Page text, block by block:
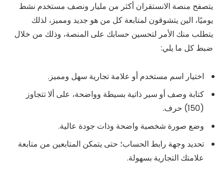
يتصفح منصة الانستقران أكثر من مليار ونصف مستخدم نشط
يوميًا، الين يتشوقون لمتابعة كل من هو جديد ومميز، لذلك
يتطلب منك الأمر لتحسين حسابك على المنصة، وذلك من خلال
ضبط كل ما يلي:
اختيار اسم مستخدم أو علامة تجارية سهل ومميز.
كتابة وصف أو سير ذاتية بسيطة وواضحة، على ألا تتجاوز
(150) حرف.
وضع صورة شخصية واضحة وذات جودة عالية.
تحديد وجهة رابط الحساب؛ حتى يتمكن المتابعين من متابعة
علامتك التجارية بسهولة.